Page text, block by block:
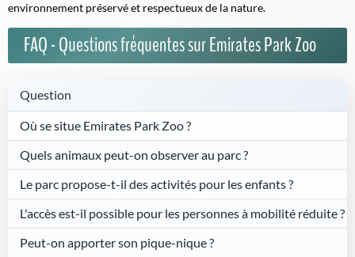
environnement préservé et respectueux de la nature.
FAQ - Questions fréquentes sur Emirates Park Zoo
Question
Où se situe Emirates Park Zoo ?
Quels animaux peut-on observer au parc ?
Le parc propose-t-il des activités pour les enfants ?
L'accès est-il possible pour les personnes à mobilité réduite ?
Peut-on apporter son pique-nique ?